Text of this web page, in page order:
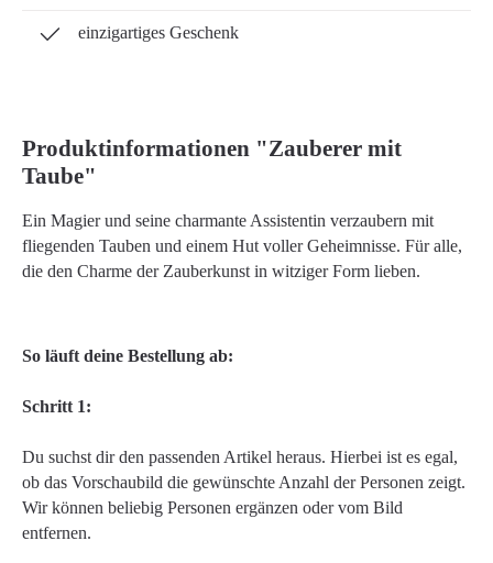
einzigartiges Geschenk
Produktinformationen "Zauberer mit
Taube"
Ein Magier und seine charmante Assistentin verzaubern mit
fliegenden Tauben und einem Hut voller Geheimnisse. Für alle,
die den Charme der Zauberkunst in witziger Form lieben.
So läuft deine Bestellung ab:
Schritt 1:
Du suchst dir den passenden Artikel heraus. Hierbei ist es egal,
ob das Vorschaubild die gewünschte Anzahl der Personen zeigt.
Wir können beliebig Personen ergänzen oder vom Bild
entfernen.